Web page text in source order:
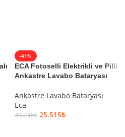
-41%
ECA Fotoselli Elektrikli ve Pilli
Ankastre Lavabo Bataryası
Ankastre Lavabo Bataryası
Eca
43.246₺ 25.515₺